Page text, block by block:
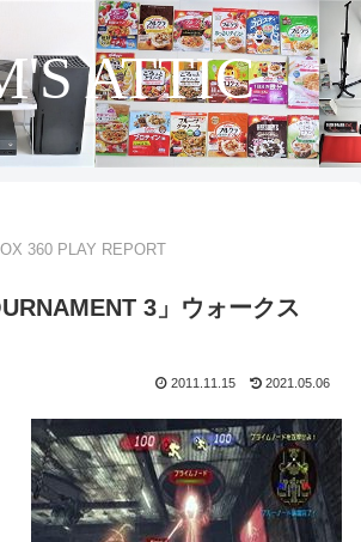
ATTIC
360 PLAY REPORT
3」ウォークス
2011.11.15 2021.05.06